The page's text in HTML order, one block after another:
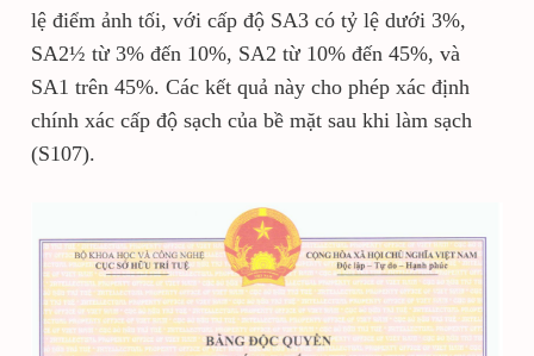
lệ điểm ảnh tối, với cấp độ SA3 có tỷ lệ dưới 3%,
SA2½ từ 3% đến 10%, SA2 từ 10% đến 45%, và
SA1 trên 45%. Các kết quả này cho phép xác định
chính xác cấp độ sạch của bề mặt sau khi làm sạch
(S107).